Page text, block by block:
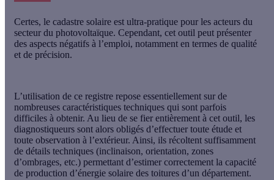
Certes, le cadastre solaire est ultra-pratique pour les acteurs du
secteur du photovoltaïque. Cependant, cet outil peut présenter
des aspects négatifs à l’emploi, notamment en termes de qualité
et de précision.
L’utilisation de ce registre repose essentiellement sur de
nombreuses caractéristiques techniques qui sont parfois
difficiles à obtenir. Au lieu de se fier entièrement à cet outil, les
diagnostiqueurs sont alors obligés d’effectuer toute étude et
toute observation à l’extérieur. Ainsi, ils récoltent suffisamment
de détails techniques (inclinaison, orientation, zones
d’ombrages, etc.) permettant d’estimer correctement la capacité
de production d’énergie solaire des toitures d’un département.